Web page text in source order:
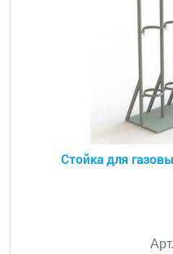
Стойка для